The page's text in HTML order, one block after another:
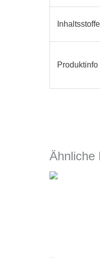
Inhaltsstoffe
Produktinfo
Ähnliche